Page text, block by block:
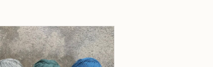
Rosa Pomar Mondim - kleur
B570
TOEVOEGEN AAN WINKELWAGEN